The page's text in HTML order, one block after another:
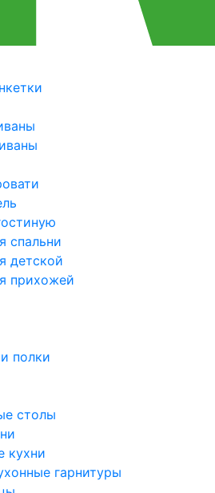
спальни
детской
прихожей
полки
столы
кухни
гарнитуры